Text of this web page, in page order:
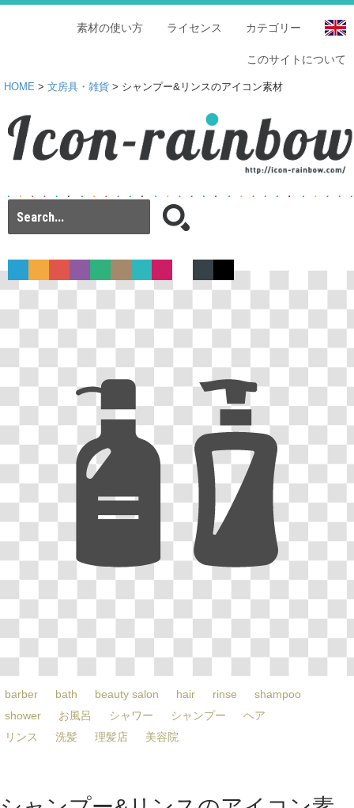
カテゴリー
ライセンス
素材の使い方
このサイトについて
HOME > 文房具・雑貨 > シャンプー&リンスのアイコン素材
barber bath beauty salon hair rinse
shampoo
shower
お風呂 シャワー シャンプー
ヘア
リンス
洗髪 理髪店 美容院